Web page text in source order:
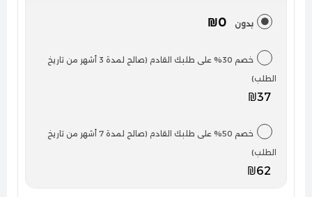
بدون ₪0
خصم 30% على طلبك القادم (صالح لمدة 3 أشهر من تاريخ
الطلب)
₪37
خصم 50% على طلبك القادم (صالح لمدة 7 أشهر من تاريخ
الطلب)
₪62